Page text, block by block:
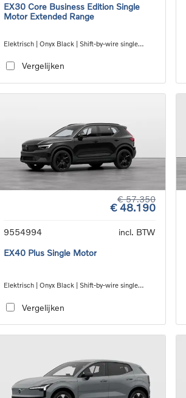
EX30 Core Business Edition Single
Motor Extended Range
Elektrisch | Onyx Black | Shift-by-wire single
Vergelijken
€ 57.350
€ 48.190
9554994
incl. BTW
EX40 Plus Single Motor
Elektrisch | Onyx Black | Shift-by-wire single
Vergelijken